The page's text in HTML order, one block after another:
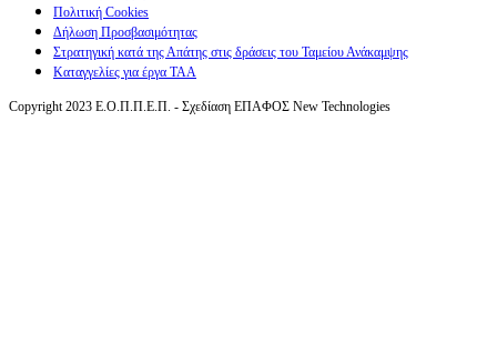
Πολιτική Cookies
Δήλωση Προσβασιμότητας
Στρατηγική κατά της Απάτης στις δράσεις του Ταμείου Ανάκαμψης
Καταγγελίες για έργα ΤΑΑ
Copyright 2023 Ε.Ο.Π.Π.Ε.Π. - Σχεδίαση ΕΠΑΦΟΣ New Technologies